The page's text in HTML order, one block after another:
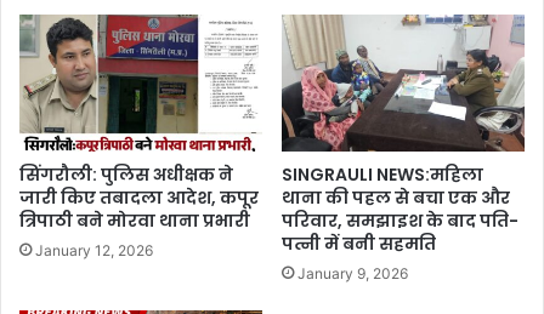
सिंगरौली: पुलिस अधीक्षक ने
जारी किए तबादला आदेश, कपूर
त्रिपाठी बने मोरवा थाना प्रभारी
January 12, 2026
SINGRAULI NEWS:महिला
थाना की पहल से बचा एक और
परिवार, समझाइश के बाद पति-
पत्नी में बनी सहमति
January 9, 2026